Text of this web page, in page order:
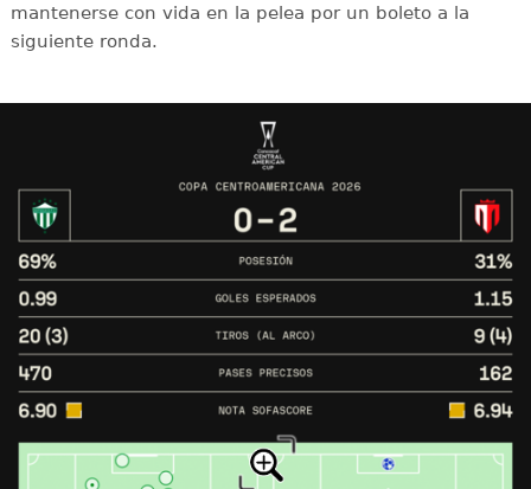
mantenerse con vida en la pelea por un boleto a la
siguiente ronda.